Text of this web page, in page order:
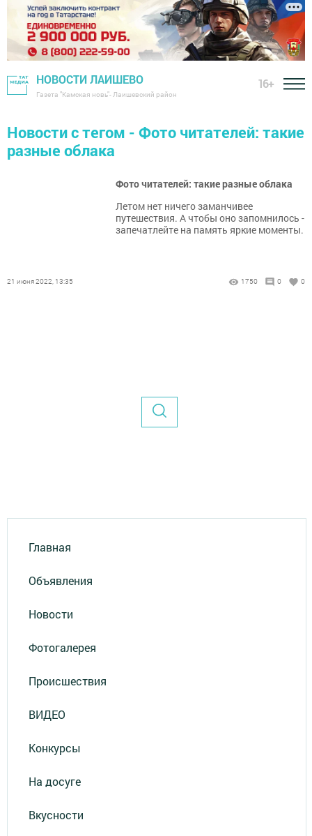
НОВОСТИ ЛАИШЕВО
Газета "Камская новь"- Лаишевский район
16+
Новости с тегом - Фото читателей: такие
разные облака
Фото читателей: такие разные облака
Летом нет ничего заманчивее
путешествия. А чтобы оно запомнилось -
запечатлейте на память яркие моменты.
21 июня 2022, 13:35 1750 0 0
Главная
Объявления
Новости
Фотогалерея
Происшествия
ВИДЕО
Конкурсы
На досуге
Вкусности